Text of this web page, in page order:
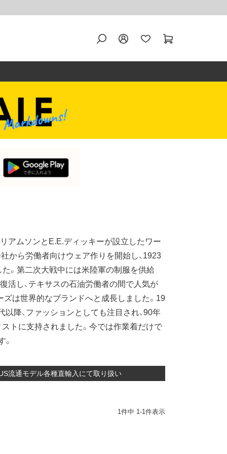
アムソンとE.E.ディッキーが設立したワー
から労働者向けウェア作りを開始し、1923
。第二次大戦中には米陸軍の制服を供給
活し、テキサスの石油労働者の間で人気が
ズは世界的なブランドへと成長しました。19
以降、ファッションとしても注目され、90年
トに支持されました。今では作業着だけで
。
流通モデル各種直輸入にて取り扱い
1件中 1-1件表示